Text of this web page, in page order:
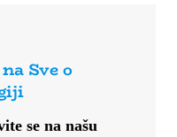
Sve o
se na našu